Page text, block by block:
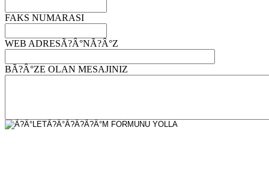
FAKS NUMARASI
WEB ADRESÃ?Â°NÃ?Â°Z
BÃ?Â°ZE OLAN MESAJINIZ